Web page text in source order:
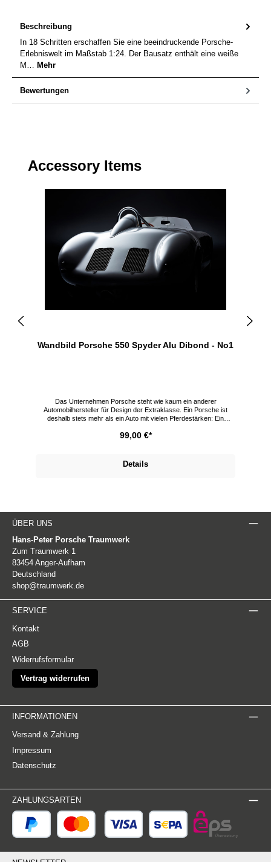
Beschreibung
In 18 Schritten erschaffen Sie eine beeindruckende Porsche-
Erlebniswelt im Maßstab 1:24. Der Bausatz enthält eine weiße
M…
Mehr
Bewertungen
Produktgalerie überspringen
Accessory Items
Wandbild Porsche 550 Spyder Alu Dibond - No1
Das Unternehmen Porsche steht wie kaum ein anderer
Automobilhersteller für Design der Extraklasse. Ein Porsche ist
deshalb stets mehr als ein Auto mit vielen Pferdestärken: Ein
Unternehmens sind der Porsche 550 Spyder und das Porsche 356
Automobilgeschichte in Ihr Zuhause. Stilvolle Wandbilder im Porsche
Design in 2 Größen Als Original gibt es den Porsche 550 Spyder im
Ausdruck und Tiefe verleiht. Porsche 550 Spyder als Wandbild
Brillanter UV-Direktdruck mit höchster Farbintensität zeichnen
diesen Fine-Art Print in Galeriequalität aus. 3 mm Stärke Brillanter
UV-Direktdruck Sonnenlichtresistenter Druck, kein Ausbleichen
Porsche Modellautos, wie das Porsche-356-Modellauto-Set, kaufen
Sie in unserem Onlineshop. Hier finden Sie außerdem viele
Raritäten, Märklin Sondermodelle und Porsche-Accessoires.
99,00 €*
Details
ÜBER UNS
Hans-Peter Porsche Traumwerk
Zum Traumwerk 1
83454 Anger-Aufham
Deutschland
shop@traumwerk.de
SERVICE
Kontakt
AGB
Widerrufsformular
Vertrag widerrufen
INFORMATIONEN
Versand & Zahlung
Impressum
Datenschutz
ZAHLUNGSARTEN